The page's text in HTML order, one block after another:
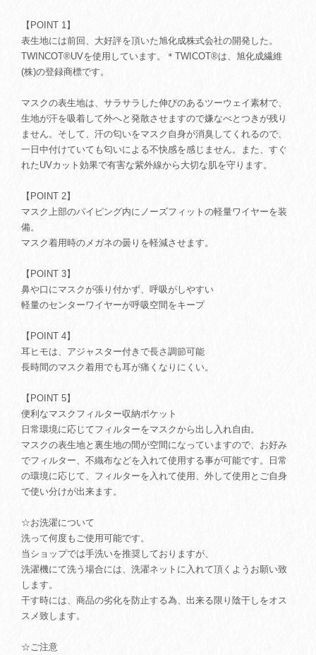
【POINT 1】
表生地には前回、大好評を頂いた旭化成株式会社の開発した。
TWINCOT®UVを使用しています。＊TWICOT®は、旭化成繊維
(株)の登録商標です。
マスクの表生地は、サラサラした伸びのあるツーウェイ素材で、
生地が汗を吸着して外へと発散させますので嫌なべとつきが残り
ません。そして、汗の匂いをマスク自身が消臭してくれるので、
一日中付けていても匂いによる不快感を感じません。また、すぐ
れたUVカット効果で有害な紫外線から大切な肌を守ります。
【POINT 2】
マスク上部のパイピング内にノーズフィットの軽量ワイヤーを装
備。
マスク着用時のメガネの曇りを軽減させます。
【POINT 3】
鼻や口にマスクが張り付かず、呼吸がしやすい
軽量のセンターワイヤーが呼吸空間をキープ
【POINT 4】
耳ヒモは、アジャスター付きで長さ調節可能
長時間のマスク着用でも耳が痛くなりにくい。
【POINT 5】
便利なマスクフィルター収納ポケット
日常環境に応じてフィルターをマスクから出し入れ自由。
マスクの表生地と裏生地の間が空間になっていますので、お好み
でフィルター、不織布などを入れて使用する事が可能です。日常
の環境に応じて、フィルターを入れて使用、外して使用とご自身
で使い分けが出来ます。
☆お洗濯について
洗って何度もご使用可能です。
当ショップでは手洗いを推奨しておりますが、
洗濯機にて洗う場合には、洗濯ネットに入れて頂くようお願い致
します。
干す時には、商品の劣化を防止する為、出来る限り陰干しをオス
スメ致します。
☆ご注意